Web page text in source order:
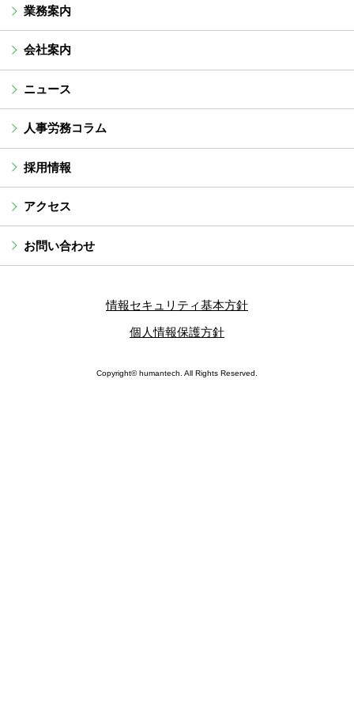
業務案内
会社案内
ニュース
人事労務コラム
採用情報
アクセス
お問い合わせ
情報セキュリティ基本方針
個人情報保護方針
Copyright© humantech. All Rights Reserved.